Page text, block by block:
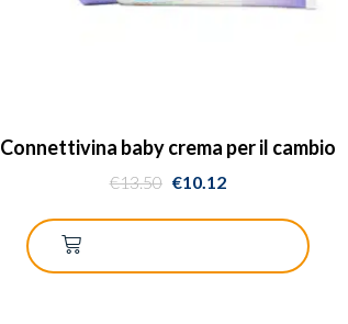
Connettivina baby crema per il cambio
€13.50 €10.12